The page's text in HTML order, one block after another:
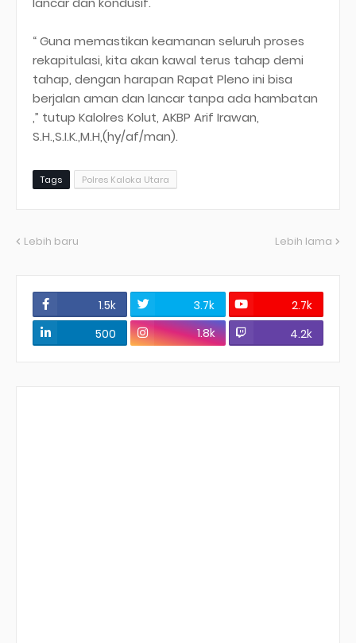
“ Guna memastikan keamanan seluruh proses
rekapitulasi, kita akan kawal terus tahap demi
tahap, dengan harapan Rapat Pleno ini bisa
berjalan aman dan lancar tanpa ada hambatan
,” tutup Kalolres Kolut, AKBP Arif Irawan,
S.H.,S.I.K.,M.H,(hy/af/man).
Tags Polres Kaloka Utara
Lebih baru Lebih lama
1.5k 3.7k
2.7k
500
1.8k 4.2k